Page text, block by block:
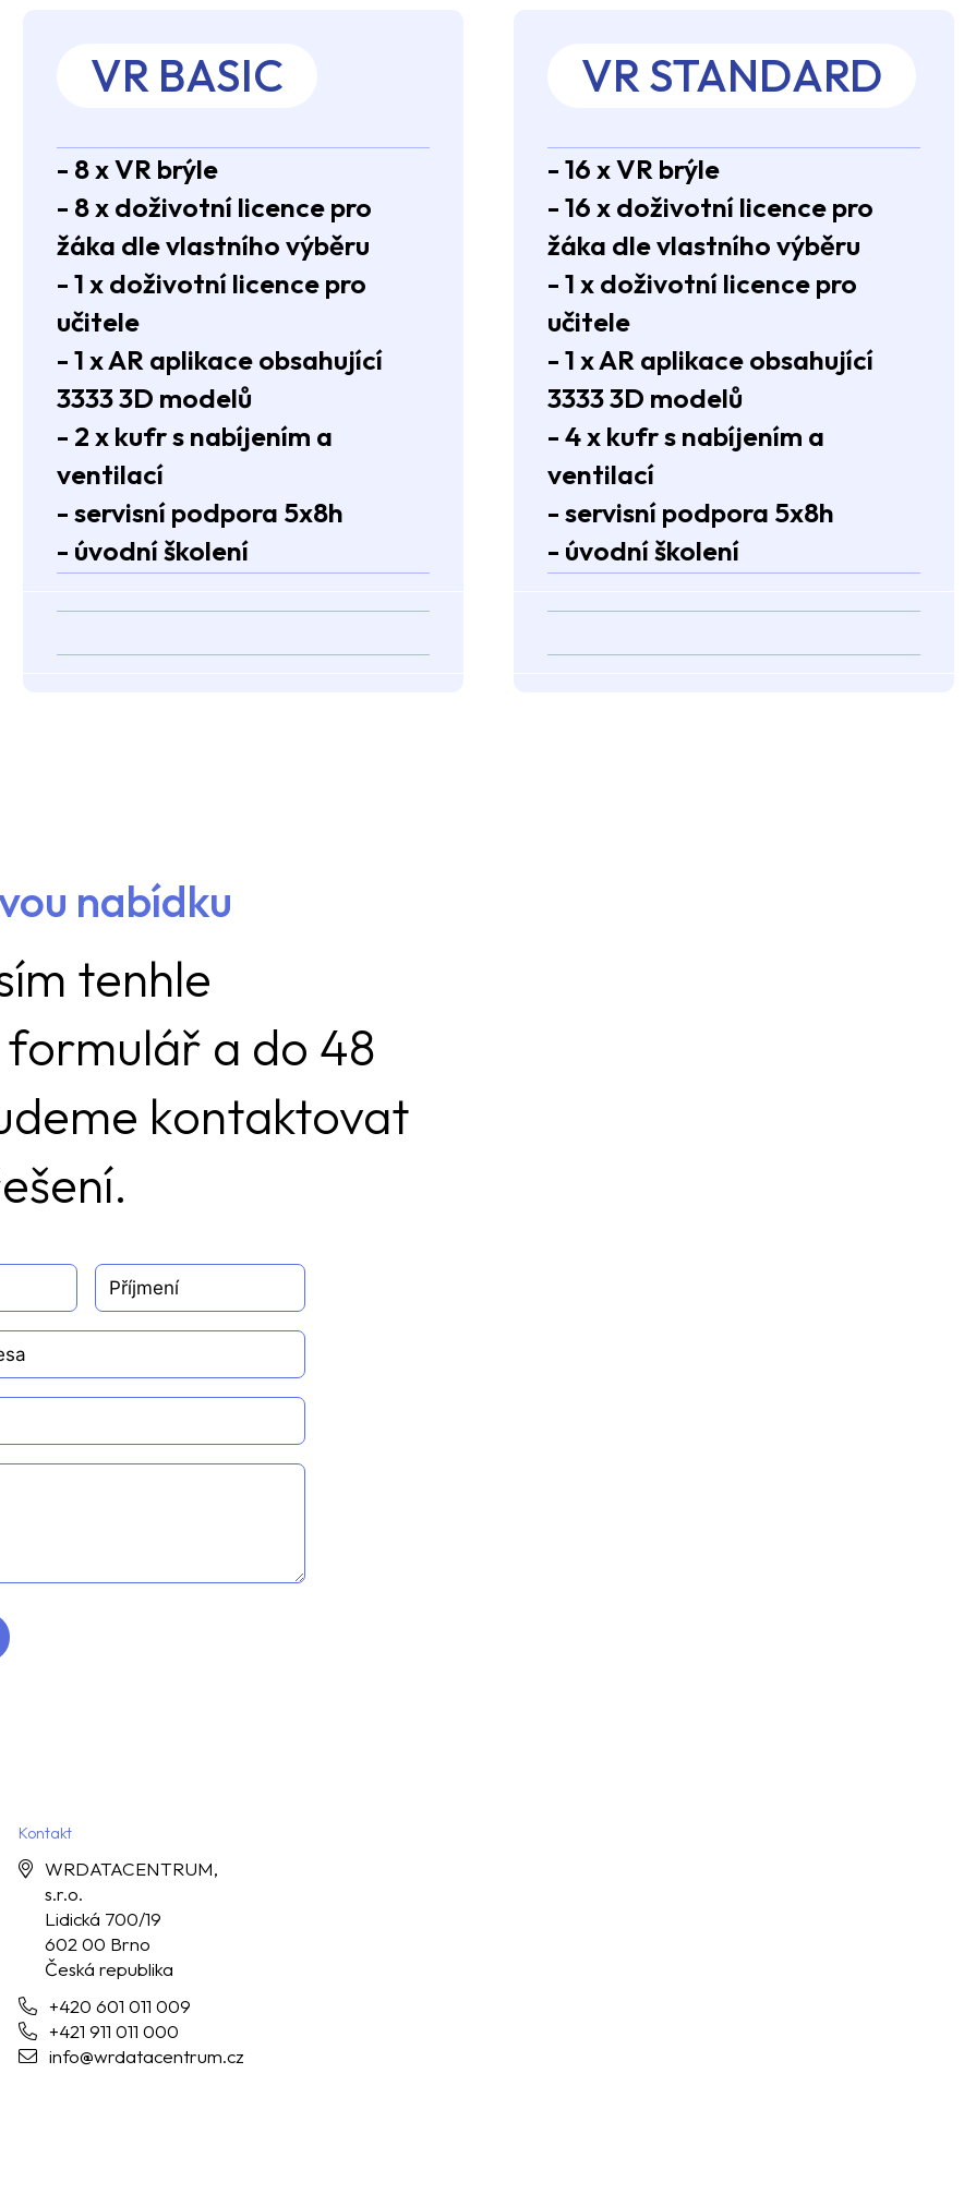
VR BASIC
- 8 x VR brýle
- 8 x doživotní licence pro
žáka dle vlastního výběru
- 1 x doživotní licence pro
učitele
- 1 x AR aplikace obsahující
3333 3D modelů
- 2 x kufr s nabíjením a
ventilací
- servisní podpora 5x8h
- úvodní školení
VR STANDARD
- 16 x VR brýle
- 16 x doživotní licence pro
žáka dle vlastního výběru
- 1 x doživotní licence pro
učitele
- 1 x AR aplikace obsahující
3333 3D modelů
- 4 x kufr s nabíjením a
ventilací
- servisní podpora 5x8h
- úvodní školení
nabídku
tenhle
a do 48
kontaktovat
Kontakt
WRDATACENTRUM,
s.r.o.
Lidická 700/19
602 00 Brno
Česká republika
+420 601 011 009
+421 911 011 000
info@wrdatacentrum.cz